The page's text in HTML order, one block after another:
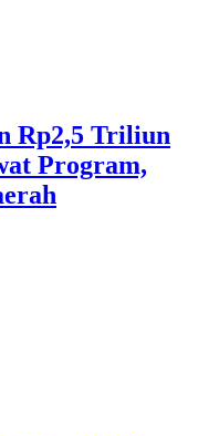
Rp2,5 Triliun
Program,